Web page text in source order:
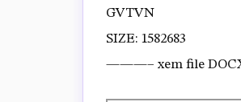
GVTVN
SIZE: 1582683
———– xem file